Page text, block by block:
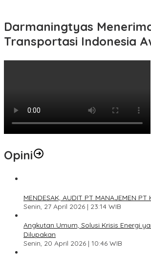
Darmaningtyas
Transportasi Indonesia
Opini
MENDESAK, AUDIT PT MANAJEMEN PT
Senin, 27 April 2026 | 23:14 WIB
Angkutan Umum, Solusi Krisis Energi
Dilupakan
Senin, 20 April 2026 | 10:46 WIB